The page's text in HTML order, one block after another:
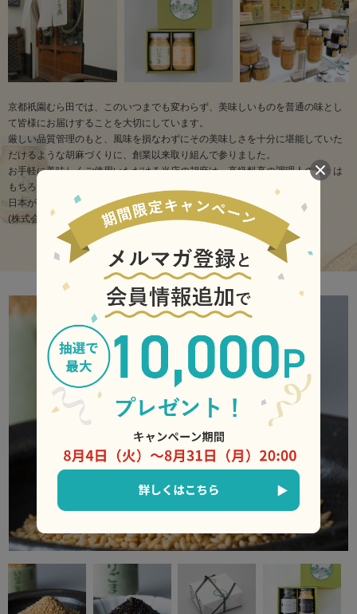
京都祇園むら田では、このいつまでも変わらず、美味しいものを普通の味とし
て皆様にお届けすることを大切にしています。
厳しい品質管理のもと、風味を損なわずにその美味しさを十分に堪能していた
だけるような胡麻づくりに、創業以来取り組んで参りました。
お手軽に美味しくご使用いただける当店の胡麻は、高級料亭の調理人の方々は
もちろん、ご家庭でも大変喜ばれています。
日本が生んだ本物の美味しさを、是非ご賞味下さい。
(株式会社祇園むら田 代表者 村田博司)